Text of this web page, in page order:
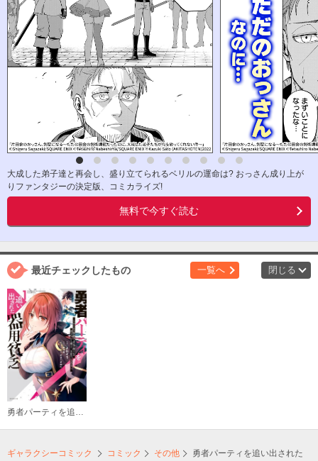
大成した弟子達と再会し、盛り立てられるベリルの運命は? おっさん成り上が
りファンタジーの決定版、コミカライズ!
無料で今すぐ読む
最近チェックしたもの 一覧へ 閉じる
ギャラクシーコミック コミック その他
勇者パーティを追い出された